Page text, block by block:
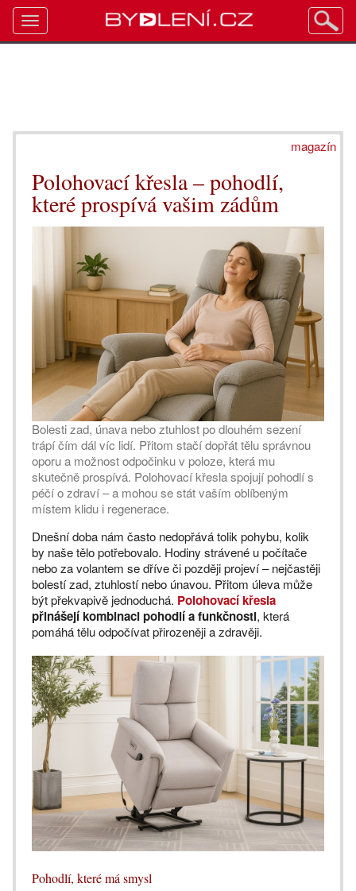
magazín
Polohovací křesla – pohodlí,
které prospívá vašim zádům
Bolesti zad, únava nebo ztuhlost po dlouhém sezení
trápí čím dál víc lidí. Přitom stačí dopřát tělu správnou
oporu a možnost odpočinku v poloze, která mu
skutečně prospívá. Polohovací křesla spojují pohodlí s
péčí o zdraví – a mohou se stát vaším oblíbeným
místem klidu i regenerace.
Dnešní doba nám často nedopřává tolik pohybu, kolik
by naše tělo potřebovalo. Hodiny strávené u počítače
nebo za volantem se dříve či později projeví – nejčastěji
bolestí zad, ztuhlostí nebo únavou. Přitom úleva může
být překvapivě jednoduchá. Polohovací křesla
přinášejí kombinaci pohodlí a funkčnosti, která
pomáhá tělu odpočívat přirozeněji a zdravěji.
Pohodlí, které má smysl
Toggle
navigation